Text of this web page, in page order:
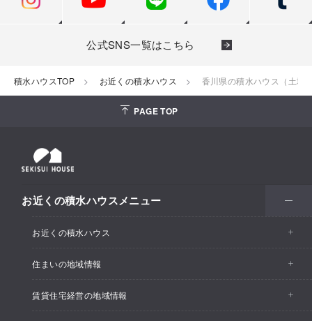
公式SNS一覧はこちら
積水ハウスTOP お近くの積水ハウス 香川県の積水ハウス（土地
PAGE TOP
お近くの積水ハウスメニュー
お近くの積水ハウス
お近くの積水ハウストップ
住まいの地域情報
イベント情報
賃貸住宅経営の地域情報